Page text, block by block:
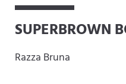
SUPERBROWN
Razza Bruna